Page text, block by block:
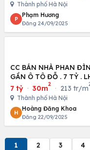
Thành phố Hà Nội
P
Phạm Hương
Đăng 24/09/2025
CC BÁN NHÀ PHAN
GẦN Ô TÔ ĐỖ . 7 TỶ .
7 tỷ · 30m
2
· 213 tr/m
Thành phố Hà Nội
H
Hoàng Đăng Khoa
Đăng 22/09/2025
1 2 3 4